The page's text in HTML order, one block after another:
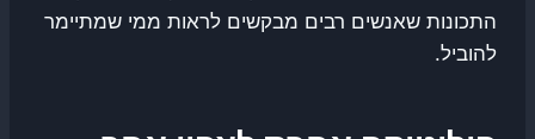
התכונות שאנשים רבים מבקשים לראות ממי שמתיימר
להוביל.